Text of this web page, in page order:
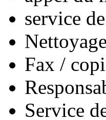
service
Fax /
Service